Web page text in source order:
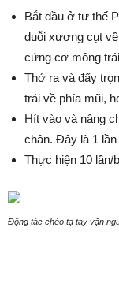
Bắt đầu ở tư thế
duỗi xương cụt
cứng cơ mông
Thở ra và đẩy
trái về phía mũi,
Hít vào và nâng
chân. Đây là 1 lần
Thực hiện 10 lần/
Động tác chèo tạ tay vặn